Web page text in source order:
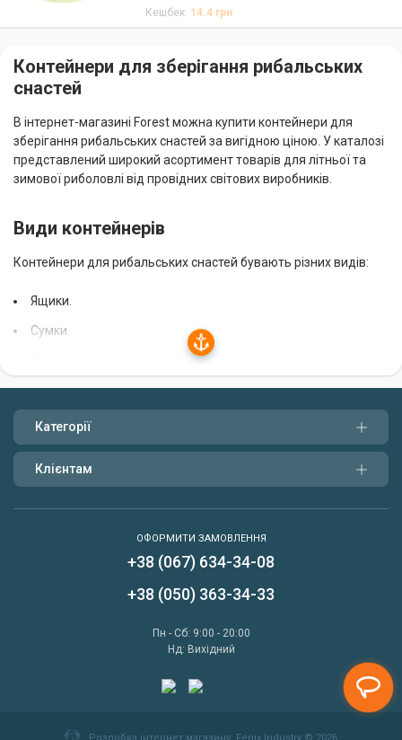
Кешбек 14.4 грн
Контейнери для зберігання рибальських
снастей
В інтернет-магазині Forest можна купити контейнери для
зберігання рибальських снастей за вигідною ціною. У каталозі
представлений широкий асортимент товарів для літньої та
зимової риболовлі від провідних світових виробників.
Види контейнерів
Контейнери для рибальських снастей бувають різних видів:
Ящики.
Сумки.
Кейси.
Кожен вид контейнера має свої переваги та недоліки. Ящики
зручні для зберігання великої кількості снастей, але вони
громіздкі та важкі. Сумки більш компактні та легкі, але в них не
так багато місця для снастей. Рюкзаки зручні для перенесення
Як вибрати контейнер для рибальських
При виборі контейнера для рибальських снастей слід
Умови риболовлі.
Категорії
Клієнтам
ОФОРМИТИ ЗАМОВЛЕННЯ
+38 (067) 634-34-08
+38 (050) 363-34-33
Пн - Сб: 9:00 - 20:00
Нд: Вихідний